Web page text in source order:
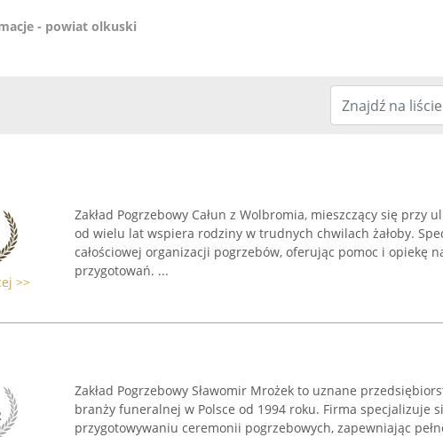
- powiat olkuski
>>
Zakład Pogrzebowy Całun z Wolbromia, mieszczący się przy
od wielu lat wspiera rodziny w trudnych chwilach żałoby.
całościowej organizacji pogrzebów, oferując pomoc i opiekę
przygotowań. ...
Zakład Pogrzebowy Sławomir Mrożek to uznane
branży funeralnej w Polsce od 1994 roku. Firma specjalizuje
przygotowywaniu ceremonii pogrzebowych, zapewniając